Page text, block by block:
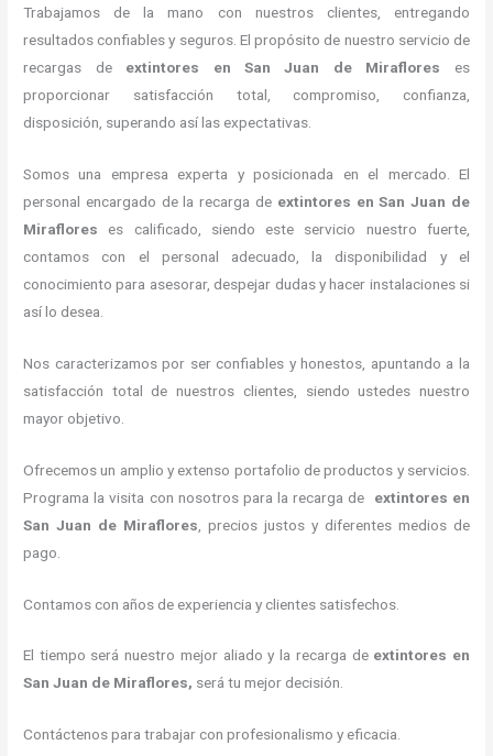
Trabajamos de la mano con nuestros clientes, entregando
resultados confiables y seguros. El propósito de nuestro servicio de
recargas de extintores en San Juan de Miraflores es
proporcionar satisfacción total, compromiso, confianza,
disposición, superando así las expectativas.
Somos una empresa experta y posicionada en el mercado. El
personal encargado de la recarga de extintores en San Juan de
Miraflores es calificado, siendo este servicio nuestro fuerte,
contamos con el personal adecuado, la disponibilidad y el
conocimiento para asesorar, despejar dudas y hacer instalaciones si
así lo desea.
Nos caracterizamos por ser confiables y honestos, apuntando a la
satisfacción total de nuestros clientes, siendo ustedes nuestro
mayor objetivo.
Ofrecemos un amplio y extenso portafolio de productos y servicios.
Programa la visita con nosotros para la recarga de extintores en
San Juan de Miraflores , precios justos y diferentes medios de
pago.
Contamos con años de experiencia y clientes satisfechos.
El tiempo será nuestro mejor aliado y la recarga de extintores en
San Juan de Miraflores, será tu mejor decisión.
Contáctenos para trabajar con profesionalismo y eficacia.